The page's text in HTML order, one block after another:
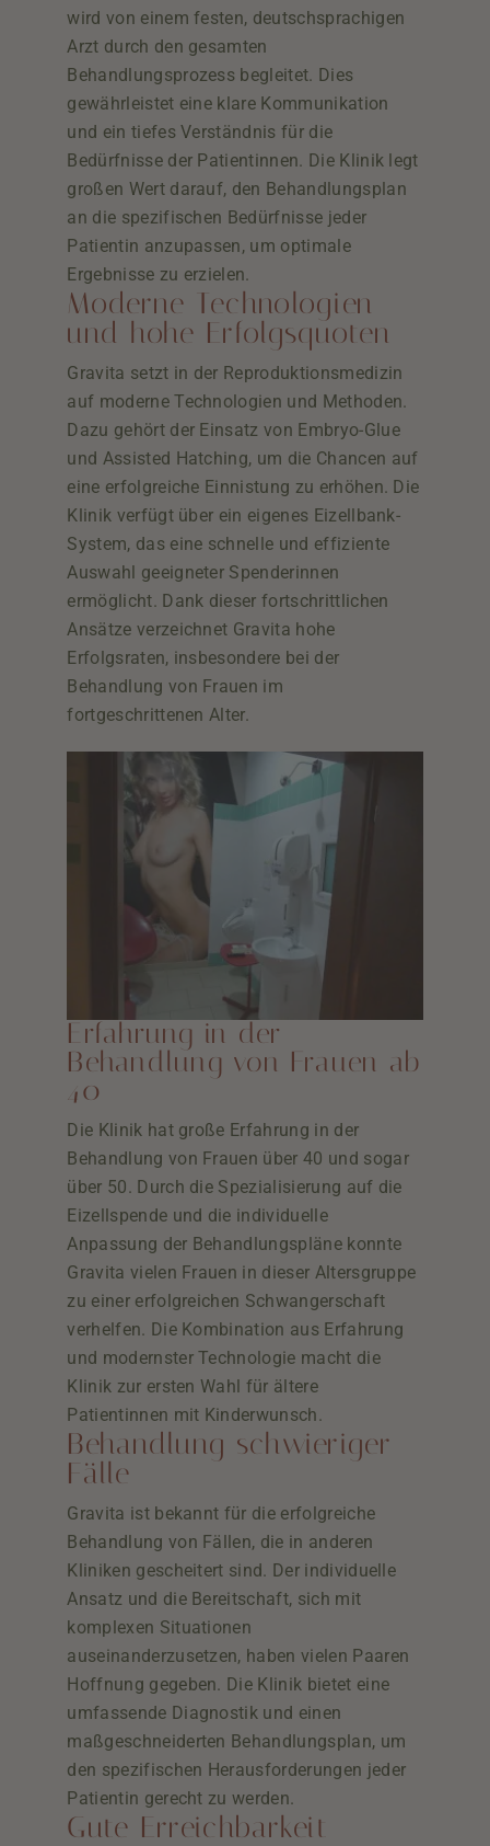
wird von einem festen, deutschsprachigen
Arzt durch den gesamten
Behandlungsprozess begleitet. Dies
gewährleistet eine klare Kommunikation
und ein tiefes Verständnis für die
Bedürfnisse der Patientinnen. Die Klinik legt
großen Wert darauf, den Behandlungsplan
an die spezifischen Bedürfnisse jeder
Patientin anzupassen, um optimale
Ergebnisse zu erzielen.
Moderne Technologien
und hohe Erfolgsquoten
Gravita setzt in der Reproduktionsmedizin
auf moderne Technologien und Methoden.
Dazu gehört der Einsatz von Embryo-Glue
und Assisted Hatching, um die Chancen auf
eine erfolgreiche Einnistung zu erhöhen. Die
Klinik verfügt über ein eigenes Eizellbank-
System, das eine schnelle und effiziente
Auswahl geeigneter Spenderinnen
ermöglicht. Dank dieser fortschrittlichen
Ansätze verzeichnet Gravita hohe
Erfolgsraten, insbesondere bei der
Behandlung von Frauen im
fortgeschrittenen Alter.
Erfahrung in der
Behandlung von Frauen ab
40
Die Klinik hat große Erfahrung in der
Behandlung von Frauen über 40 und sogar
über 50. Durch die Spezialisierung auf die
Eizellspende und die individuelle
Anpassung der Behandlungspläne konnte
Gravita vielen Frauen in dieser Altersgruppe
zu einer erfolgreichen Schwangerschaft
verhelfen. Die Kombination aus Erfahrung
und modernster Technologie macht die
Klinik zur ersten Wahl für ältere
Patientinnen mit Kinderwunsch.
Behandlung schwieriger
Fälle
Gravita ist bekannt für die erfolgreiche
Behandlung von Fällen, die in anderen
Kliniken gescheitert sind. Der individuelle
Ansatz und die Bereitschaft, sich mit
komplexen Situationen
auseinanderzusetzen, haben vielen Paaren
Hoffnung gegeben. Die Klinik bietet eine
umfassende Diagnostik und einen
maßgeschneiderten Behandlungsplan, um
den spezifischen Herausforderungen jeder
Patientin gerecht zu werden.
Gute Erreichbarkeit